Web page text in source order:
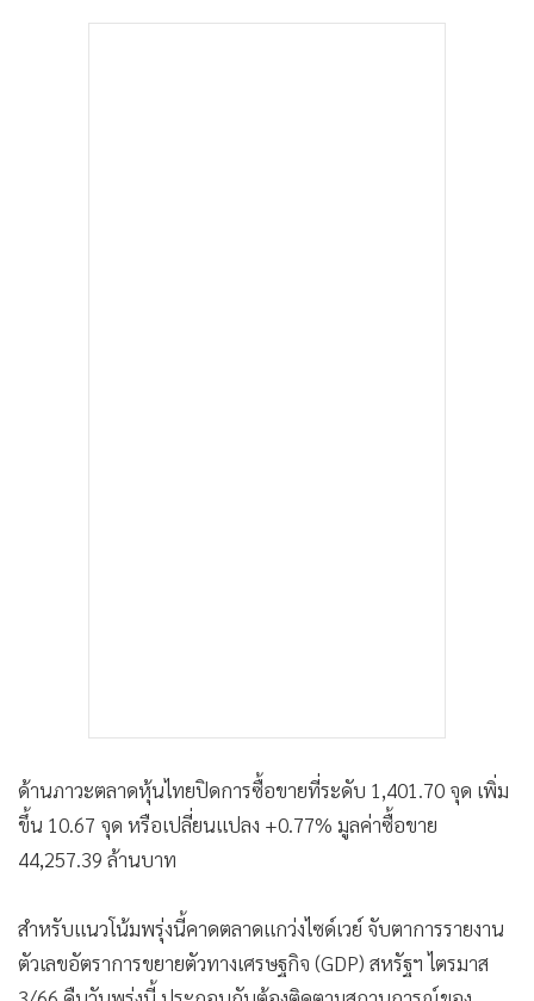
ด้านภาวะตลาดหุ้นไทยปิดการซื้อขายที่ระดับ 1,401.70 จุด เพิ่ม
ขึ้น 10.67 จุด หรือเปลี่ยนแปลง +0.77% มูลค่าซื้อขาย
44,257.39 ล้านบาท
สำหรับแนวโน้มพรุ่งนี้คาดตลาดแกว่งไซด์เวย์ จับตาการรายงาน
ตัวเลขอัตราการขยายตัวทางเศรษฐกิจ (GDP) สหรัฐฯ ไตรมาส